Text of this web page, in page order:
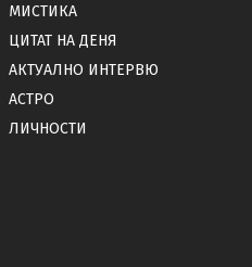
МИСТИКА
ЦИТАТ НА ДЕНЯ
АКТУАЛНО ИНТЕРВЮ
АСТРО
ЛИЧНОСТИ